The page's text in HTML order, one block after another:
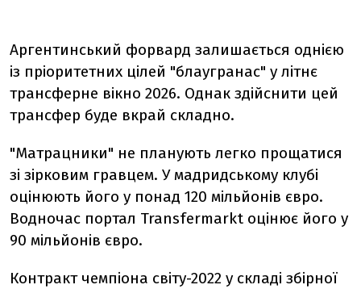
Аргентинський форвард залишається однією
із пріоритетних цілей "блаугранас" у літнє
трансферне вікно 2026. Однак здійснити цей
трансфер буде вкрай складно.
"Матрацники" не планують легко прощатися
зі зірковим гравцем. У мадридському клубі
оцінюють його у понад 120 мільйонів євро.
Водночас портал Transfermarkt оцінює його у
90 мільйонів євро.
Контракт чемпіона світу-2022 у складі збірної